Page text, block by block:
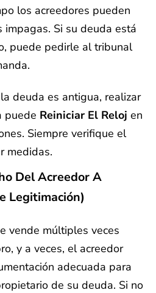
los acreedores pueden
Si su deuda está
puede pedirle al tribunal
deuda es antigua, realizar
puede Reiniciar El Reloj en
Siempre verifique el
medidas.
Del Acreedor A
Legitimación)
vende múltiples veces
y a veces, el acreedor
adecuada para
de su deuda. Si no